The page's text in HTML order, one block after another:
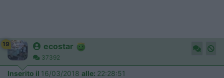
19 ecostar
37392
Inserito il 16/03/2018 alle: 22:28:51